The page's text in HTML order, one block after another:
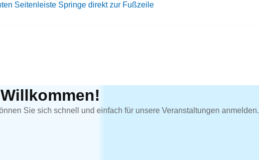
Seitenleiste Springe direkt zur Fußzeile
Sie sich schnell und einfach für unsere Veranstaltungen anmelden.